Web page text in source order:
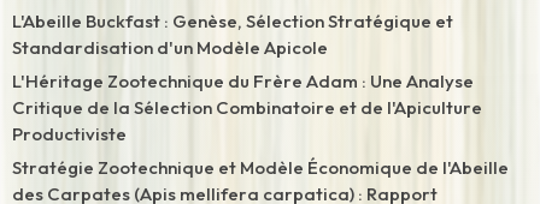
L'Abeille Buckfast : Genèse, Sélection Stratégique et
Standardisation d'un Modèle Apicole
L'Héritage Zootechnique du Frère Adam : Une Analyse
Critique de la Sélection Combinatoire et de l'Apiculture
Productiviste
Stratégie Zootechnique et Modèle Économique de l'Abeille
des Carpates (Apis mellifera carpatica) : Rapport